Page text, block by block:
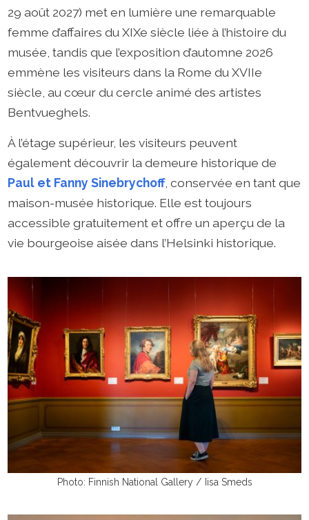
29 août 2027) met en lumière une remarquable
femme d’affaires du XIXe siècle liée à l’histoire du
musée, tandis que l’exposition d’automne 2026
emmène les visiteurs dans la Rome du XVIIe
siècle, au cœur du cercle animé des artistes
Bentvueghels.
À l’étage supérieur, les visiteurs peuvent
également découvrir la demeure historique de
Paul et Fanny Sinebrychoff, conservée en tant que
maison-musée historique. Elle est toujours
accessible gratuitement et offre un aperçu de la
vie bourgeoise aisée dans l’Helsinki historique.
Photo: Finnish National Gallery / Iisa Smeds